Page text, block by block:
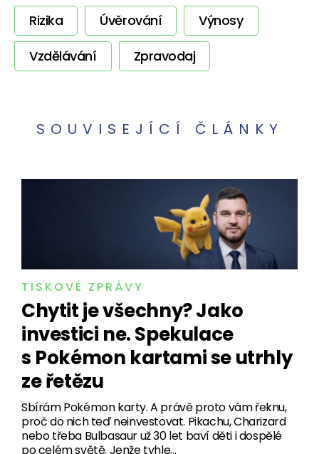
Rizika
Úvěrování
Výnosy
Vzdělávání
Zpravodaj
SOUVISEJÍCÍ ČLÁNKY
TISKOVÉ ZPRÁVY
Chytit je všechny? Jako
investici ne. Spekulace
s Pokémon kartami se utrhly
ze řetězu
Sbírám Pokémon karty. A právě proto vám řeknu,
proč do nich teď neinvestovat. Pikachu, Charizard
nebo třeba Bulbasaur už 30 let baví děti i dospělé
po celém světě. Jenže tyhle…